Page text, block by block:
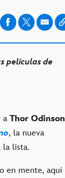
películas de
a Thor Odinson
, la nueva
la lista.
en mente, aquí